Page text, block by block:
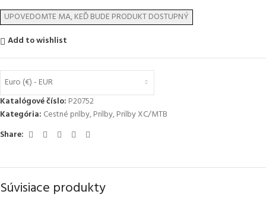
Add to wishlist
Euro (€) - EUR
Katalógové číslo: P20752
Kategória: Cestné prilby,Prilby,Prilby XC/MTB
Share:
Súvisiace produkty